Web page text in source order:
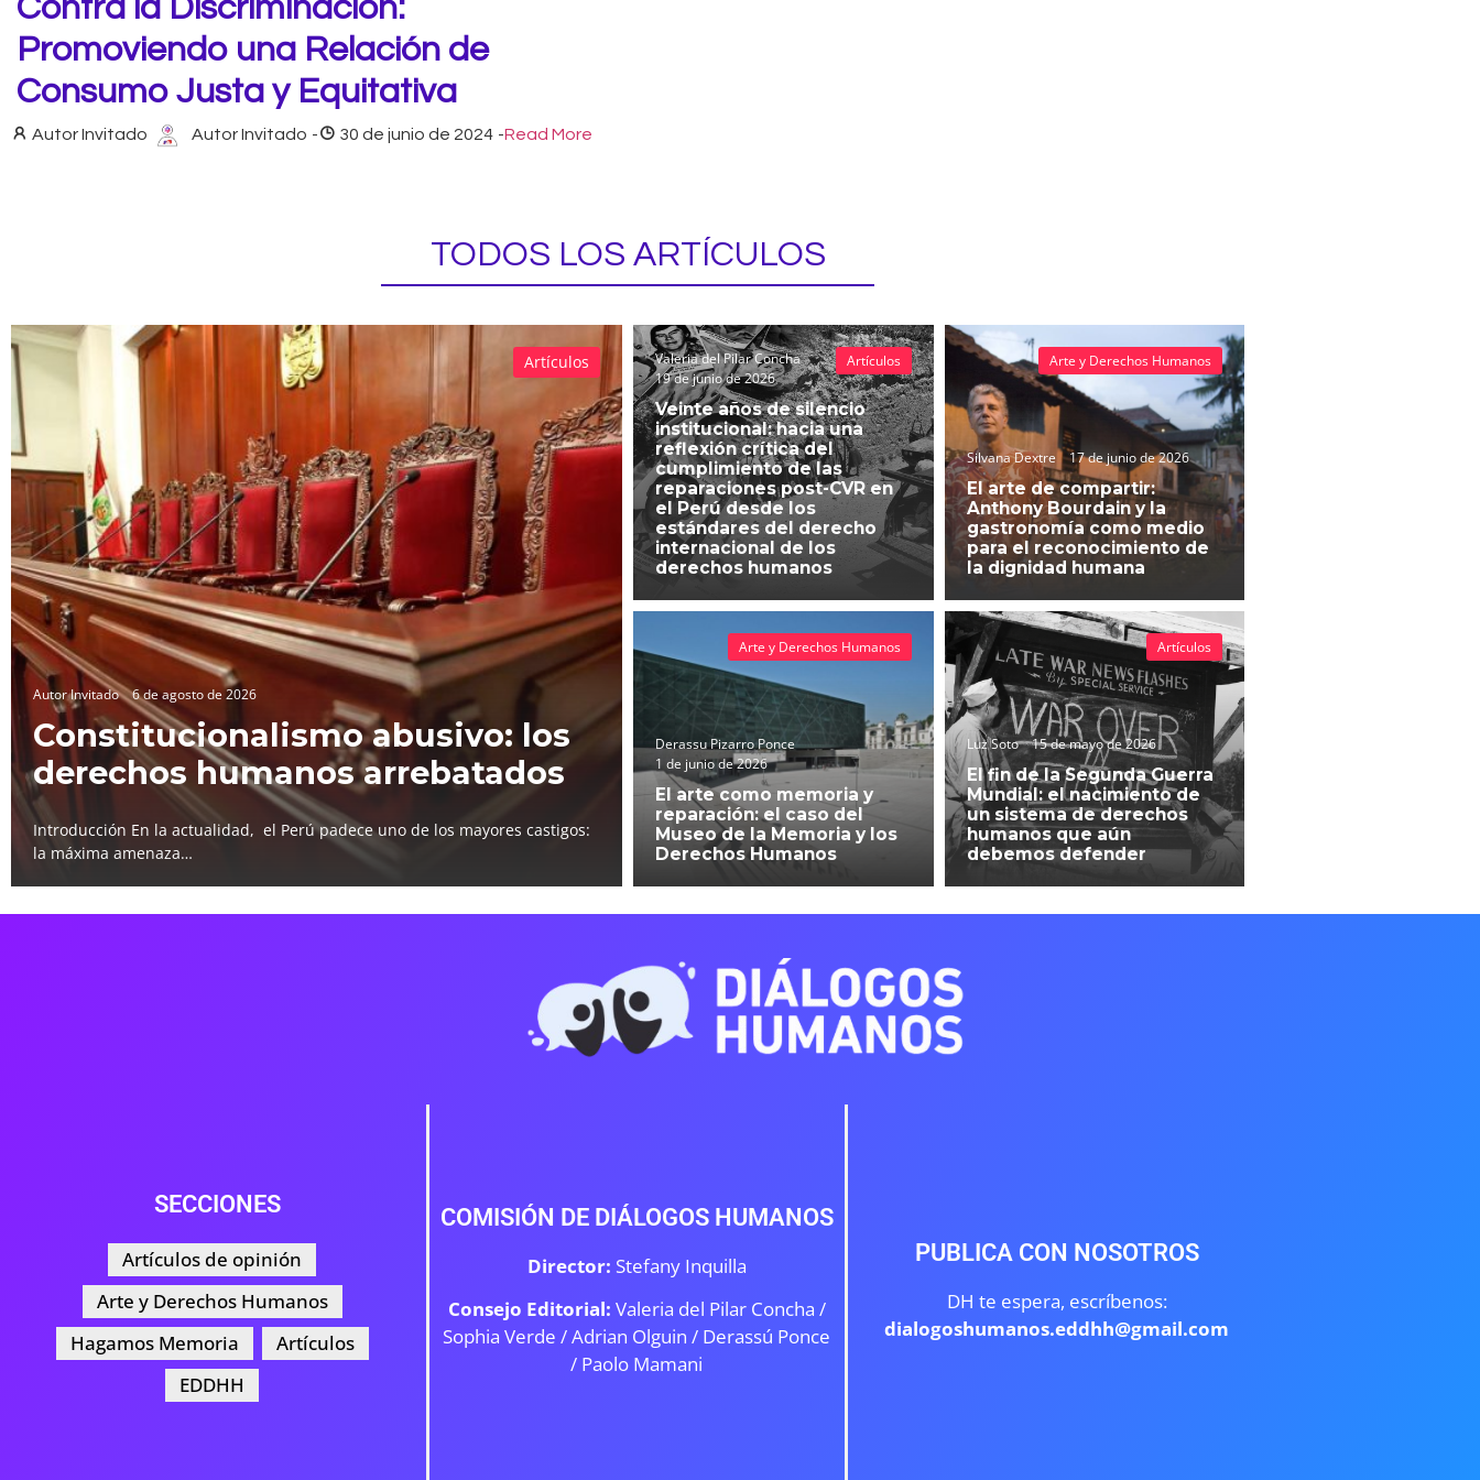
Contra la Discriminación:
Promoviendo una Relación de
Consumo Justa y Equitativa
Autor Invitado Autor Invitado - 30 de junio de 2024 -Read More
TODOS LOS ARTÍCULOS
Autor Invitado 6 de agosto de 2026
Constitucionalismo abusivo: los
derechos humanos arrebatados
Introducción En la actualidad, el Perú padece uno de los mayores castigos:
la máxima amenaza…
Artículos
Valeria del Pilar Concha
19 de junio de 2026
Veinte años de silencio
institucional: hacia una
reflexión crítica del
cumplimiento de las
reparaciones post-CVR en
el Perú desde los
estándares del derecho
internacional de los
derechos humanos
Artículos
Silvana Dextre 17 de junio de 2026
El arte de compartir:
Anthony Bourdain y la
gastronomía como medio
para el reconocimiento de
la dignidad humana
Arte y Derechos Humanos
Derassu Pizarro Ponce
1 de junio de 2026
El arte como memoria y
reparación: el caso del
Museo de la Memoria y los
Derechos Humanos
Arte y Derechos Humanos
Luz Soto 15 de mayo de 2026
El fin de la Segunda Guerra
Mundial: el nacimiento de
un sistema de derechos
humanos que aún
debemos defender
Artículos
SECCIONES
Artículos de opinión
Arte y Derechos Humanos
Hagamos Memoria
Artículos
EDDHH
COMISIÓN DE DIÁLOGOS HUMANOS
Director: Stefany Inquilla
Consejo Editorial: Valeria del Pilar Concha /
Sophia Verde /Adrian Olguin / Derassú Ponce
/ Paolo Mamani
PUBLICA CON NOSOTROS
DH te espera, escríbenos:
dialogoshumanos.eddhh@gmail.com